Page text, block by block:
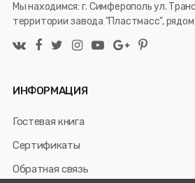
Мы находимся: г. Симферополь ул.
территории завода "Пластмасс",
ИНФОРМАЦИЯ
Гостевая книга
Сертификаты
Обратная связь